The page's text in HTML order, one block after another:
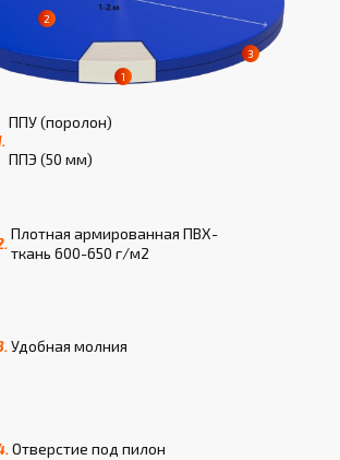
ППУ (поролон)
ППЭ (50 мм)
Плотная армированная ПВХ-
ткань 600-650 г/м2
Удобная молния
Отверстие под пилон